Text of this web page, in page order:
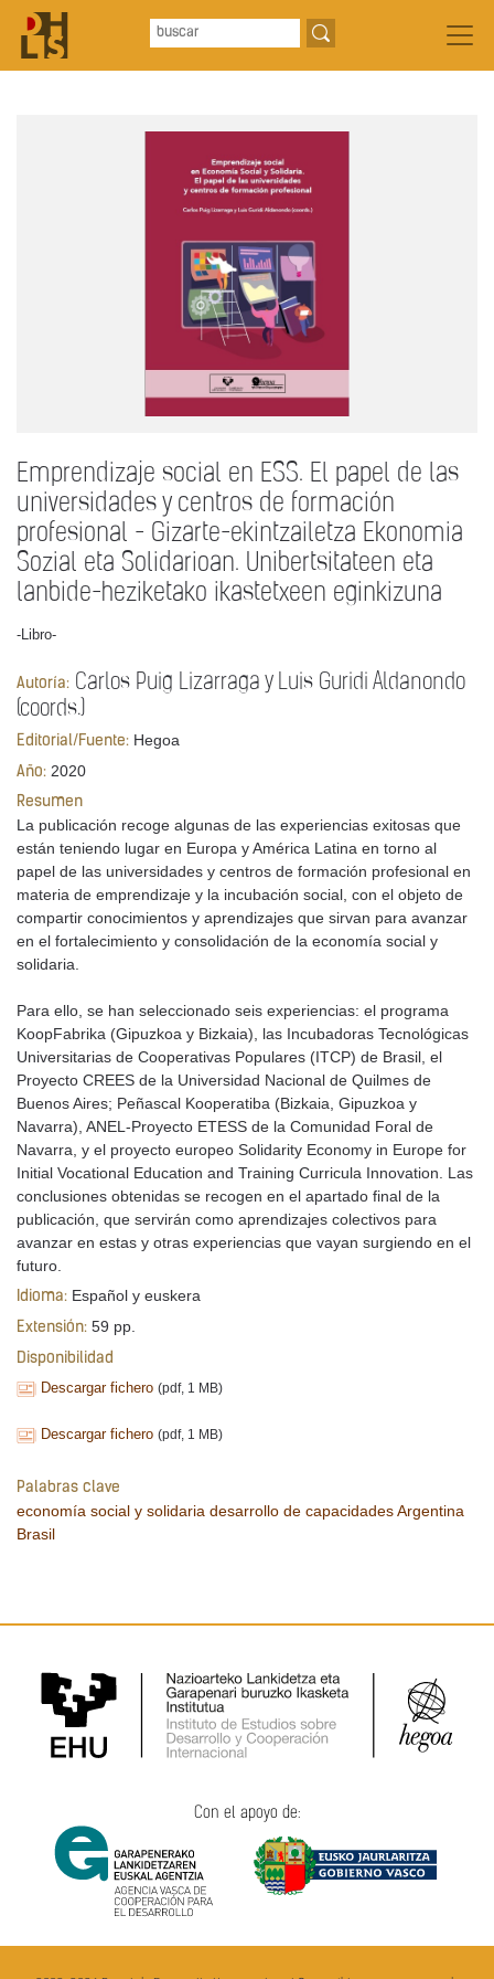
Emprendizaje social en ESS. El papel de las
universidades y centros de formación
profesional - Gizarte-ekintzailetza Ekonomia
Sozial eta Solidarioan. Unibertsitateen eta
lanbide-heziketako ikastetxeen eginkizuna
-Libro-
Autoría: Carlos Puig Lizarraga y Luis Guridi Aldanondo
(coords.)
Editorial/Fuente: Hegoa
Año: 2020
Resumen
La publicación recoge algunas de las experiencias exitosas que
están teniendo lugar en Europa y América Latina en torno al
papel de las universidades y centros de formación profesional en
materia de emprendizaje y la incubación social, con el objeto de
compartir conocimientos y aprendizajes que sirvan para avanzar
en el fortalecimiento y consolidación de la economía social y
solidaria.
Para ello, se han seleccionado seis experiencias: el programa
KoopFabrika (Gipuzkoa y Bizkaia), las Incubadoras Tecnológicas
Universitarias de Cooperativas Populares (ITCP) de Brasil, el
Proyecto CREES de la Universidad Nacional de Quilmes de
Buenos Aires; Peñascal Kooperatiba (Bizkaia, Gipuzkoa y
Navarra), ANEL-Proyecto ETESS de la Comunidad Foral de
Navarra, y el proyecto europeo Solidarity Economy in Europe for
Initial Vocational Education and Training Curricula Innovation. Las
conclusiones obtenidas se recogen en el apartado final de la
publicación, que servirán como aprendizajes colectivos para
avanzar en estas y otras experiencias que vayan surgiendo en el
futuro.
Idioma: Español y euskera
Extensión: 59 pp.
Disponibilidad
Descargar fichero (pdf, 1 MB)
Descargar fichero (pdf, 1 MB)
Palabras clave
economía social y solidaria desarrollo de capacidadesArgentina
Brasil
Con el apoyo de: